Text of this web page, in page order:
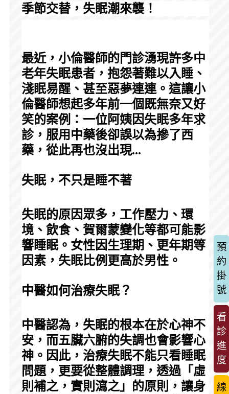
預
約
掛
號
看
診
進
度
線
季節交替，失眠潮來襲！
最近，小倫醫師的門診湧現許多中
老年失眠患者，抱怨著難以入睡、
淺眠易醒、甚至惡夢連連。這讓小
倫醫師想起多年前一個既無奈又好
笑的案例：一位阿姨因失眠多年求
診，服用中藥後卻誤以為摻了西
藥，從此再也沒出現...
失眠，不只是睡不著
失眠的原因眾多，工作壓力、環
境、飲食、賀爾蒙變化等都可能影
響睡眠。女性因生理期、更年期等
因素，失眠比例更高於男性。
中醫如何治療失眠？
中醫認為，失眠的根本在於心神不
安，而五臟六腑的失調也會影響心
神。因此，治療失眠不能只看睡眠
問題，更要從整體調理，透過「虛
則補之，實則瀉之」的原則，讓身